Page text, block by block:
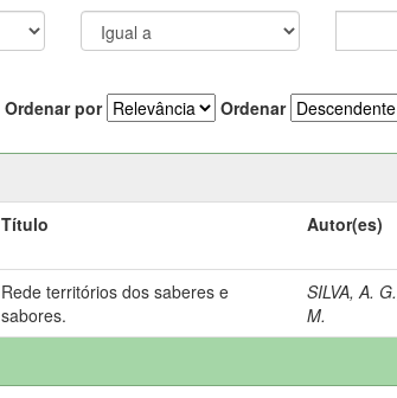
Ordenar por Ordenar
Título Autor(es)
Rede territórios dos saberes e
sabores.
SILVA, A. G.
M.